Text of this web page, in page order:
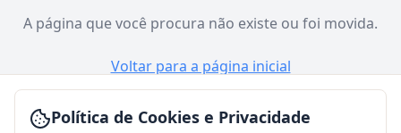
Política de Cookies e Privacidade
A página que você procura não existe ou foi movida.
Voltar para a página inicial